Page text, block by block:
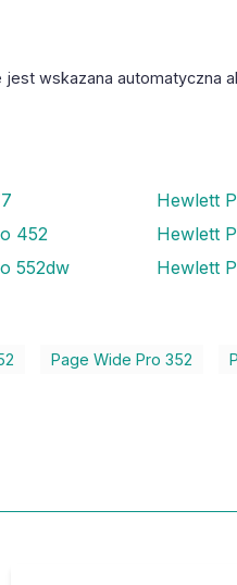
wskazana automatyczna
Hewlett
452
Hewlett
552dw
Hewlett
Page Wide Pro 352